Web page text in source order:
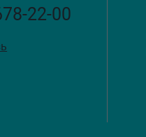
22-00